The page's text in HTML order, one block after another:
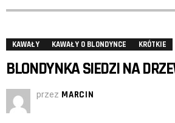
KAWAŁY KAWAŁY O BLONDYNCE KRÓTKIE
BLONDYNKA SIEDZI NA
przez MARCIN